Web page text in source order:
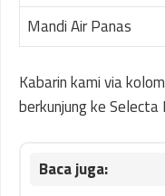
Mandi Air Panas
Kabarin kami via
berkunjung ke